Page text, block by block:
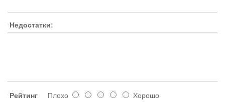
Недостатки:
Рейтинг Плохо Хорошо